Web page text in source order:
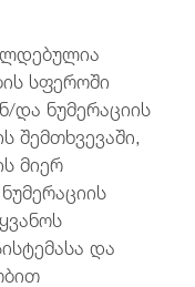
სფეროში
და ნუმერაციის
შემთხვევაში,
მიერ
და